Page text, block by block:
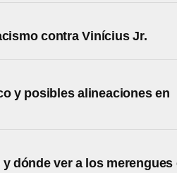
contra Vinícius Jr.
y posibles alineaciones en
dónde ver a los merengues